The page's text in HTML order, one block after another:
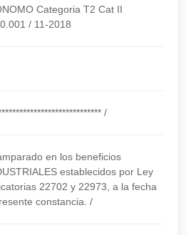
Categoria T2 Cat II
/ 11-2018
/
en los beneficios
establecidos por Ley
22702 y 22973, a la fecha
constancia. /